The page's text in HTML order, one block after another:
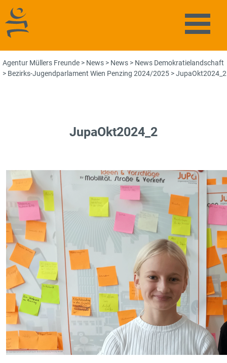
Agentur Müllers Freunde
Agentur Müllers Freunde > News > News > News Demokratielandschaft
> Bezirks-Jugendparlament Wien Penzing 2024/2025 >JupaOkt2024_2
JupaOkt2024_2